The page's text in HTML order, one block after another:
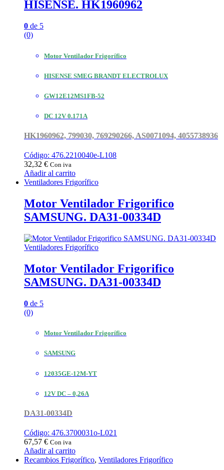
HISENSE. HK1960962
0 de 5
(0)
Motor Ventilador Frigorífico
HISENSE SMEG BRANDT ELECTROLUX
GW12E12MS1FB-52
DC 12V 0.171A
HK1960962, 799030, 769290266, AS0071094, 4055738936
Código: 476.2210040e-L108
32,32 € Con iva
Añadir al carrito
Ventiladores Frigorífico
Motor Ventilador Frigorifico
SAMSUNG. DA31-00334D
Ventiladores Frigorífico
Motor Ventilador Frigorifico
SAMSUNG. DA31-00334D
0 de 5
(0)
Motor Ventilador Frigorífico
SAMSUNG
12035GE-12M-YT
12V DC – 0,26A
DA31-00334D
Código: 476.3700031o-L021
67,57 € Con iva
Añadir al carrito
Recambios Frigorífico, Ventiladores Frigorífico